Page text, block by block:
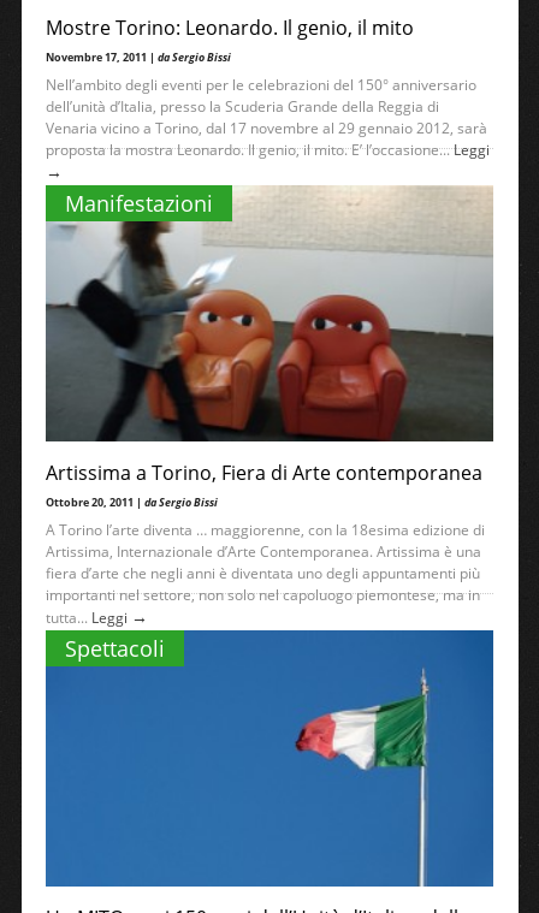
Mostre Torino: Leonardo. Il genio, il mito
Novembre 17, 2011 | da Sergio Bissi
Nell’ambito degli eventi per le celebrazioni del 150° anniversario
dell’unità d’Italia, presso la Scuderia Grande della Reggia di
Venaria vicino a Torino, dal 17 novembre al 29 gennaio 2012, sarà
proposta la mostra Leonardo. Il genio, il mito. E’ l’occasione...Leggi
→
Manifestazioni
Artissima a Torino, Fiera di Arte contemporanea
Ottobre 20, 2011 | da Sergio Bissi
A Torino l’arte diventa … maggiorenne, con la 18esima edizione di
Artissima, Internazionale d’Arte Contemporanea. Artissima è una
fiera d’arte che negli anni è diventata uno degli appuntamenti più
importanti nel settore, non solo nel capoluogo piemontese, ma in
tutta... Leggi →
Spettacoli